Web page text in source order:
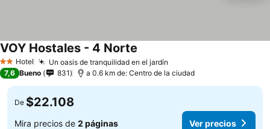
2 Estrellas
Hotel Un oasis de tranquilidad en el jardín
VOY Hostales - 4 Norte
7,6 Bueno 831 a 0.6 km de: Centro de la ciudad
De $22.108
Mira precios de 2 páginas Ver precios